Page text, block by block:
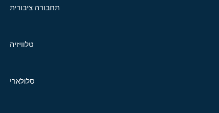
תחבורה ציבורית
טלוויזיה
סלולארי